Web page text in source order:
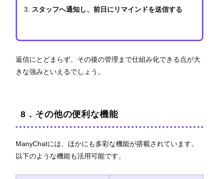
スタッフへ通知し、前日にリマインドを送信する
返信にとどまらず、その後の管理まで仕組み化できる点が大
きな強みといえるでしょう。
8．その他の便利な機能
ManyChatには、ほかにも多彩な機能が搭載されています。
以下のような機能も活用可能です。